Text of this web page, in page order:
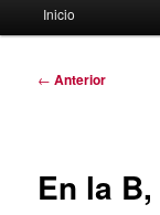
Inicio
Navegación
← Anterior
En la